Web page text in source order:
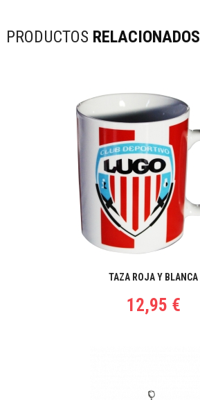
PRODUCTOS RELACIONADOS
TAZA ROJA Y BLANCA
12,95 €